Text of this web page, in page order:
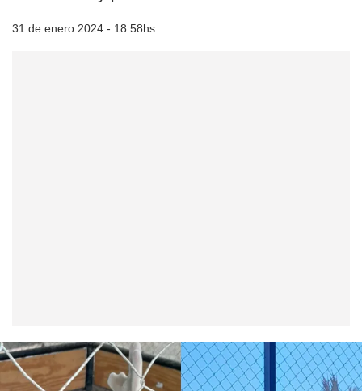
31 de enero 2024 - 18:58hs